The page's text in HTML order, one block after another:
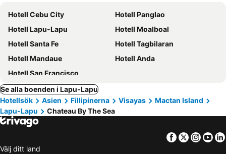
Hotell Cebu City
Hotell Panglao
Hotell Lapu-Lapu
Hotell Moalboal
Hotell Santa Fe
Hotell Tagbilaran
Hotell Mandaue
Hotell Anda
Hotell San Francisco
Se alla boenden i Lapu-Lapu
Hotellsök
Asien Fillipinerna Visayas
Mactan Island
Lapu-Lapu
Chateau By The Sea
Facebook
Twitter
Välj ditt land